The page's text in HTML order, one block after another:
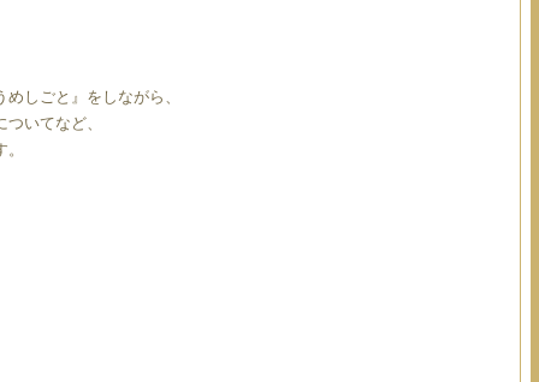
しごと』をしながら、
いてなど、